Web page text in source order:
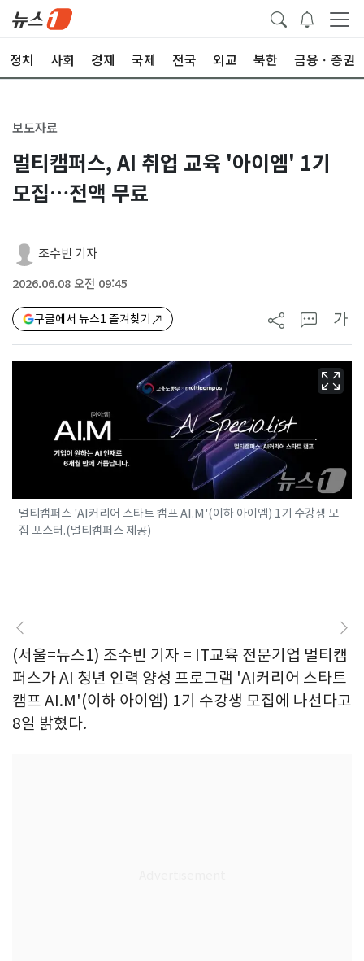
정치 사회 경제 국제 전국 외교 북한 금융ㆍ증권
보도자료
멀티캠퍼스, AI 취업 교육 '아이엠' 1기
모집…전액 무료
조수빈 기자
2026.06.08 오전 09:45
구글에서 뉴스1 즐겨찾기 가
멀티캠퍼스 'AI커리어 스타트 캠프 AI.M'(이하 아이엠) 1기 수강생 모
집 포스터.(멀티캠퍼스 제공)
(서울=뉴스1) 조수빈 기자 = IT교육 전문기업 멀티캠
퍼스가 AI 청년 인력 양성 프로그램 'AI커리어 스타트
캠프 AI.M'(이하 아이엠) 1기 수강생 모집에 나선다고
8일 밝혔다.